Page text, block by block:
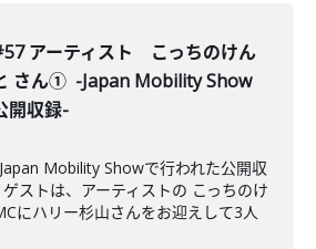
アーティスト こっちのけん
さん① -Japan Mobility Show
開収録-
Mobility Showで行われた公開収
ストは、アーティストの こっちのけ
にハリー杉山さんをお迎えして3人